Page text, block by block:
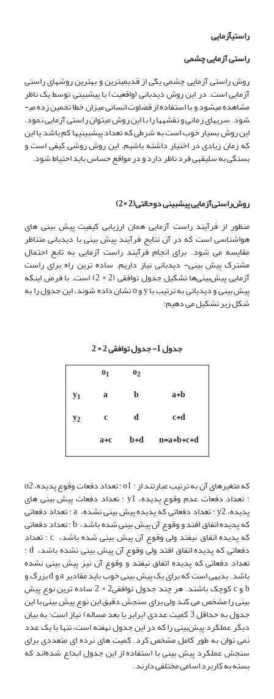
راستی­آزمایی
راستی آزمایی چشمی
روش راستی آزمایی چشمی یکی از قدیمی­ترین و بهترین روش­های راستی
آزمایی است. در این روش دیدبانی (واقعیت) با پیش­بینی توسط یک ناظر
مشاهده می­شود و با استفاده از قضاوت انسانی میزان خطا تخمین زده می­
شود. سری­های زمانی و نقشه­ها را با این روش می­توان راستی آزمایی نمود.
این روش بسیار خوب است به شرطی که تعداد پیش­بینی­ها کم باشد یا این
که زمان زیادی در اختیار داشته باشیم. این روش روشی کیفی است و
بستگی به سلیقه­ی فرد ناظر دارد و در مواقع حساس باید احتیاط شود.
روش‌راستی‌آزمایی پیش­بینی دوحالتی(2 ×2)
منظور از فرآیند راست آزمایی همان ارزیابی کیفیت پیش بینی های
هواشناسی است که در آن نتایج فرآیند پیش بینی با دیدبانی متناظر
مقایسه می شود. برای انجام فرآیند راست آزمایی به تابع احتمال
مشترک پیش بینی- دیدبانی نیاز داریم. ساده ترین راه برای راست
آزمایی پیش‌بینی‌ها تشکیل جدول توافقی (2 × 2) است. با فرض اینکه
پیش بینی و دیدبانی به ترتیب با y و o نشان داده شوند، این جدول را به
شکل زیر تشکیل می دهیم:
جدول 1- جدول توافقی
2 × 2
o2
o1
a+b
b
a
y1
c+d
d
c
y2
n=a+b+c+d
b+d
a+c
که متغیرهای آن به ترتیب عبارتند از : o1 : تعداد دفعات وقوع پدیده، o2
: تعداد دفعات عدم وقوع پدیده، y1 : تعداد دفعات پیش بینی های
پدیده، y2 : تعداد دفعاتی که پدیده پیش بینی نشده، a : تعداد دفعاتی
که پدیده اتفاق افتد و وقوع آن پیش بینی شده باشد، b : تعداد دفعاتی
که پدیده اتفاق نیفتد ولی وقوع آن پیش بینی شده باشد، c : تعداد
دفعاتی که پدیده اتفاق افتد ولی وقوع آن پیش بینی نشده باشد، d :
تعداد دفعاتی که پدیده اتفاق نیفتد و وقوع آن نیز پیش بینی نشده
باشد. بدیهی است که برای یک پیش بینی خوب باید مقادیر a و d بزرگ و
b و c کوچک باشند. هر چند جدول توافقی2 × 2 ساده ترین نوع پیش
بینی را مشخص می کند ولی برای سنجش دقیق این نوع پیش بینی با این
جدول به حداقل 3 کمیت عددی (برابر با بعد مساله) نیاز است؛ به بیان
دیگر عملکرد پیش‌بینی را که در این جدول نهفته است، تنها با یک عدد
نمی توان به طور کامل مشخص کرد. کمیت های نرده ای متعددی برای
سنجش عملکرد پیش بینی با استفاده از این جدول ابداع شده‌اند که
بسته به کاربرد اسامی مختلفی دارند.